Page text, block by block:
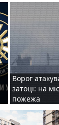
Ворог
затоці: на
пожежа